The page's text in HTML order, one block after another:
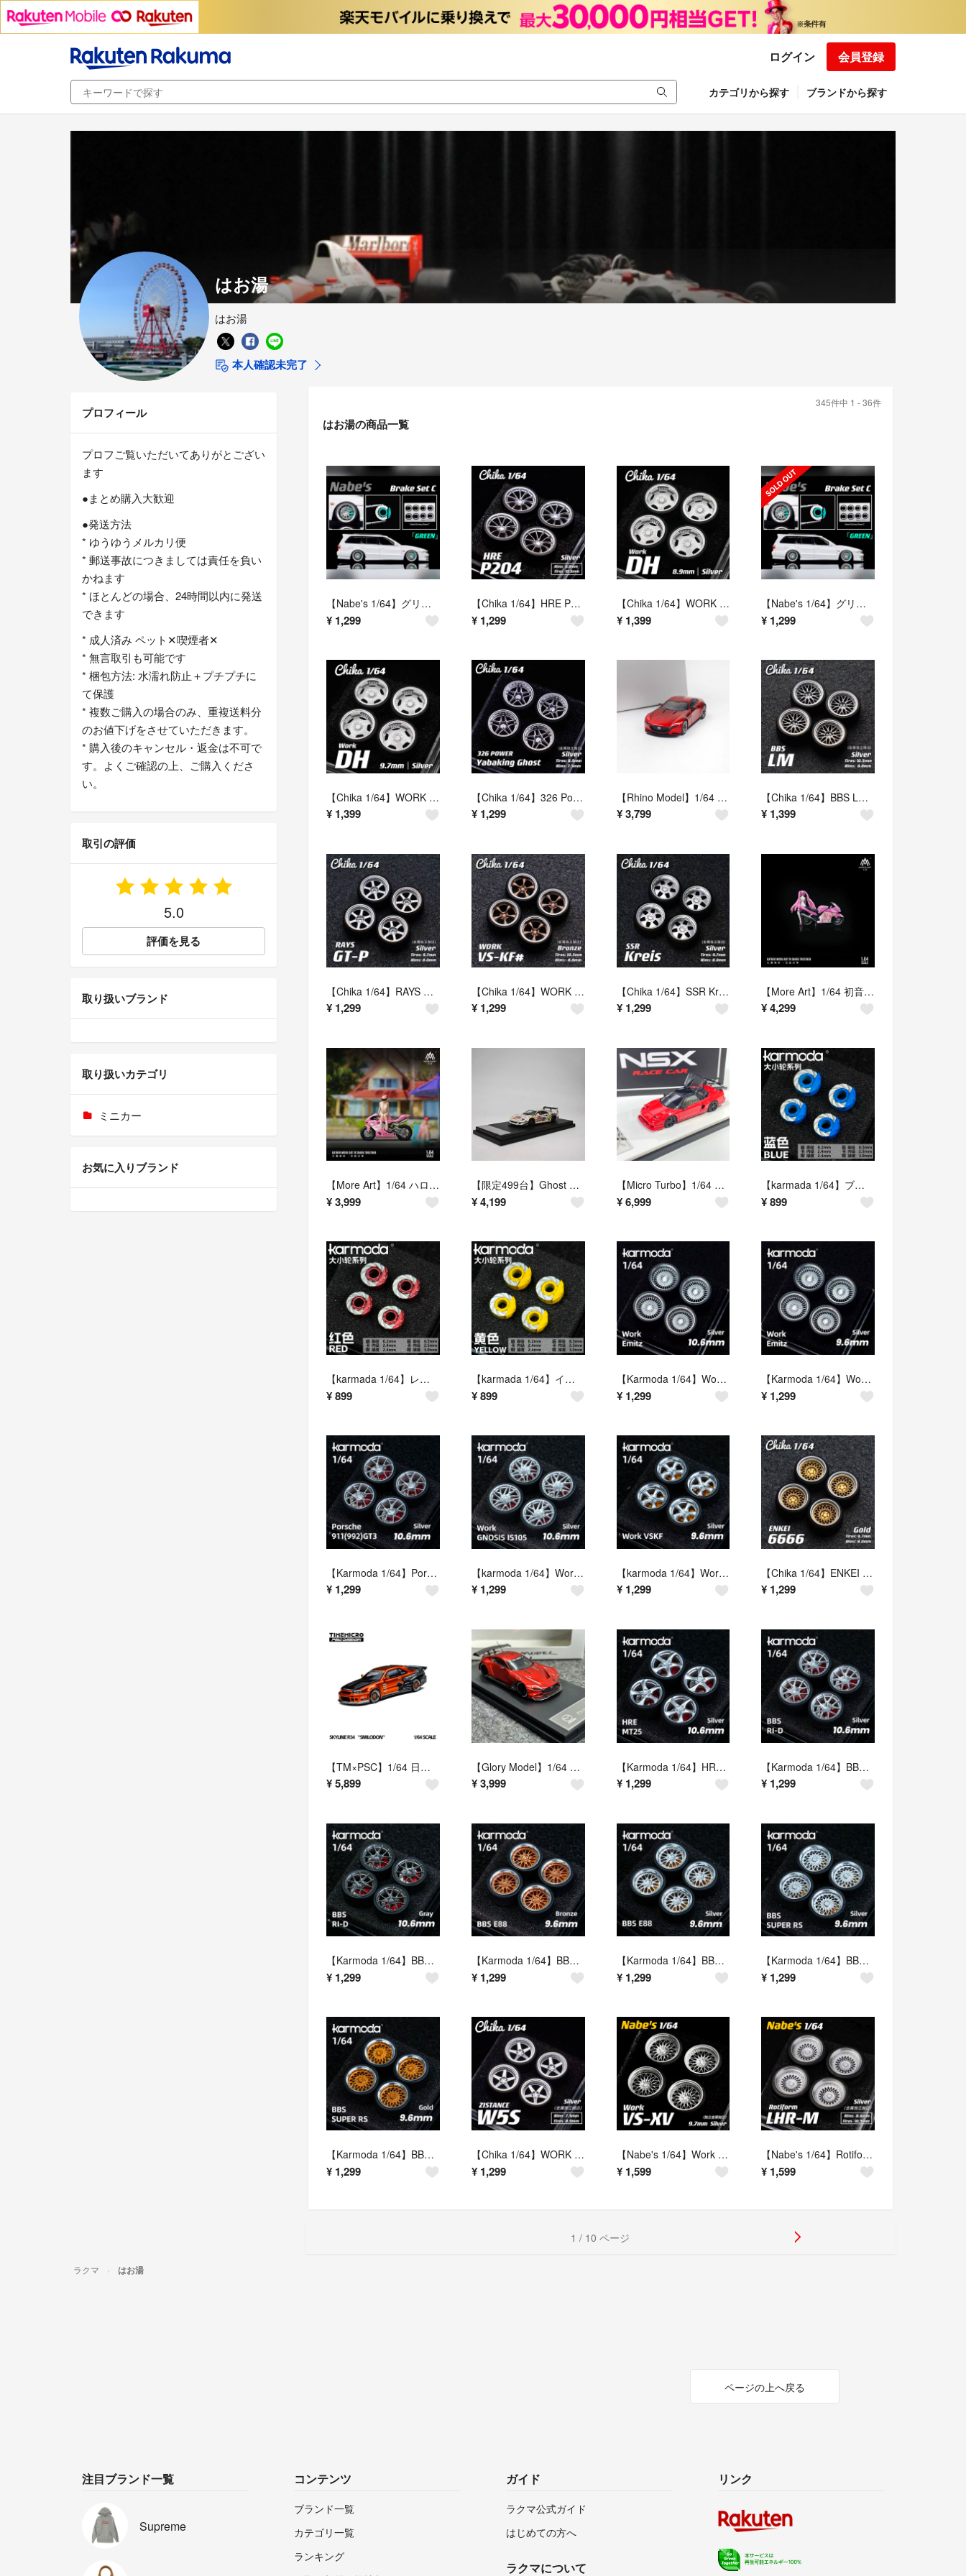
ログイン 会員登録
カテゴリから探す ブランドから探す
はお湯
はお湯
本人確認未完了
345件中 1 - 36件
はお湯の商品一覧
【Nabe's 1/64】グリーン ブレーキセットC（タイヤ外径9.7mm・リム幅8.9mm対応／交換用ブレーキセット）
¥ 1,299
【Chika 1/64】HRE P204（シルバー／タイヤ外径10.5mm・リム径8.8mm／交換用ホイールセット）
¥ 1,299
【Chika 1/64】WORK DH（シルバー／タイヤ外径8.9mm／交換用ホイールセット）
¥ 1,399
【Nabe's 1/64】グリーン ブレーキセットC（タイヤ外径9.7mm・リム幅8.9mm対応／交換用ブレーキセット）
¥ 1,299
【Chika 1/64】WORK DH（シルバー／タイヤ外径9.7mm／交換用ホイールセット）
¥ 1,399
【Chika 1/64】326 Power Yabaking Ghost（シルバー／タイヤ外径8.9mm・リム径7.5mm）
¥ 1,299
【Rhino Model】1/64 マツダ RX-Vision（レッド）
¥ 3,799
【Chika 1/64】BBS LM（シルバー／タイヤ外径10.5mm・リム径8.8mm／交換用ホイールセット）
¥ 1,399
【Chika 1/64】RAYS GT-P（シルバー／タイヤ外径9.7mm・リム径8.0mm／交換用ホイールセット）
¥ 1,299
【Chika 1/64】WORK VS-KF（ブロンズ／タイヤ外径10.5mm・リム径8.8mm／交換用ホイールセット）
¥ 1,299
【Chika 1/64】SSR Kreis（シルバー／タイヤ外径9.7mm・リム径8.0mm／交換用ホイールセット）
¥ 1,299
【More Art】1/64 初音ミク レーシングバイク＆フィギュアセット（ピンク／初音ミク）
¥4,299
【More Art】1/64 ハローキティ レーシングバイク＆フィギュアセット（ピンク／Hello Kitty）
¥3,999
【限定499台】Ghost Player 1/64 Ferrari LBWK F40（グラフィティアート リバリー）
¥4,199
【Micro Turbo】1/64 ホンダ NSX（レッド／ブラックルーフ／エンジンフード開閉）
¥ 6,999
【karmada 1/64】ブルー ブレーキセット（大小輪シリーズ／前後異径／交換用ブレーキパーツ）
¥899
【karmada 1/64】レッド ブレーキセット（大小輪シリーズ／前後異径／交換用ブレーキパーツ）
¥899
【karmada 1/64】イエロー ブレーキセット（大小輪シリーズ／前後異径／交換用ブレーキパーツ）
¥899
【Karmoda 1/64】Work Emitz（シルバー／タイヤ外径10.6mm相当／交換用ホイールセット）
¥ 1,299
【Karmoda 1/64】Work Emitz（シルバー／タイヤ外径9.6mm相当／交換用ホイールセット）
¥ 1,299
【Karmoda 1/64】Porsche 911(992) GT3（シルバー／タイヤ外径10.6mm相当／交換用ホイールセット）
¥ 1,299
【karmoda 1/64】Work GNOSIS IS105（シルバー／10.6mm／交換用ホイールセット）
¥ 1,299
【karmoda 1/64】Work VSKF（シルバー／9.6mm／交換用ホイールセット）
¥ 1,299
【Chika 1/64】ENKEI 6666（ゴールド／タイヤ外径9.7mm・リム径8.0mm／交換用ホイールセット）
¥ 1,299
【TM×PSC】1/64 日産 スカイライン GT-R R34 "SMILODON"（メタリックオレンジ／NFSUエディ仕様）
¥5,899
【Glory Model】1/64 マツダ RX-Vision GT3 コンセプト（レッド）
¥3,999
【Karmoda 1/64】HRE MT25（シルバー／タイヤ外径10.6mm相当／交換用ホイールセット）
¥ 1,299
【Karmoda 1/64】BBS RI-D（シルバー／タイヤ外径10.6mm相当／交換用ホイールセット）
¥ 1,299
【Karmoda 1/64】BBS RI-D（グレー／タイヤ外径10.6mm相当／交換用ホイールセット）
¥ 1,299
【Karmoda 1/64】BBS E88（ブロンズ／タイヤ外径9.6mm相当／交換用ホイールセット）
¥ 1,299
【Karmoda 1/64】BBS E88（シルバー／タイヤ外径9.6mm相当／交換用ホイールセット）
¥ 1,299
【Karmoda 1/64】BBS SUPER RS（シルバー／タイヤ外径9.6mm相当／交換用ホイールセット）
¥ 1,299
【Karmoda 1/64】BBS SUPER RS（ブロンズ／タイヤ外径9.6mm相当／交換用ホイールセット）
¥ 1,299
【Chika 1/64】WORK ZISTANCE W5S（シルバー・金属独立リム／タイヤ外径8.9mm・リム径7.5mm）
¥ 1,299
【Nabe's 1/64】Work VS-XV（シルバー／タイヤ外径9.7mm／交換用ホイールセット）
¥ 1,599
【Nabe's 1/64】Rotiform LHR-M（シルバー／タイヤ外径10.5mm・リム径8.6mm／交換用ホイールセット）
¥ 1,599
1 / 10 ページ
プロフィール
プロフご覧いただいてありがとござい
ます
●まとめ購入大歓迎
●発送方法
* ゆうゆうメルカリ便
* 郵送事故につきましては責任を負い
かねます
* ほとんどの場合、24時間以内に発送
できます
* 成人済み ペット✕喫煙者✕
* 無言取引も可能です
* 梱包方法: 水濡れ防止＋プチプチに
て保護
* 複数ご購入の場合のみ、重複送料分
のお値下げをさせていただきます。
* 購入後のキャンセル・返金は不可で
す。よくご確認の上、ご購入くださ
い。
取引の評価
5.0
評価を見る
取り扱いブランド
取り扱いカテゴリ
ミニカー
お気に入りブランド
ラクマ はお湯
ページの上へ戻る
注目ブランド一覧
Supreme
コンテンツ
ブランド一覧
カテゴリ一覧
ランキング
ガイド
ラクマ公式ガイド
はじめての方へ
ラクマについて
リンク